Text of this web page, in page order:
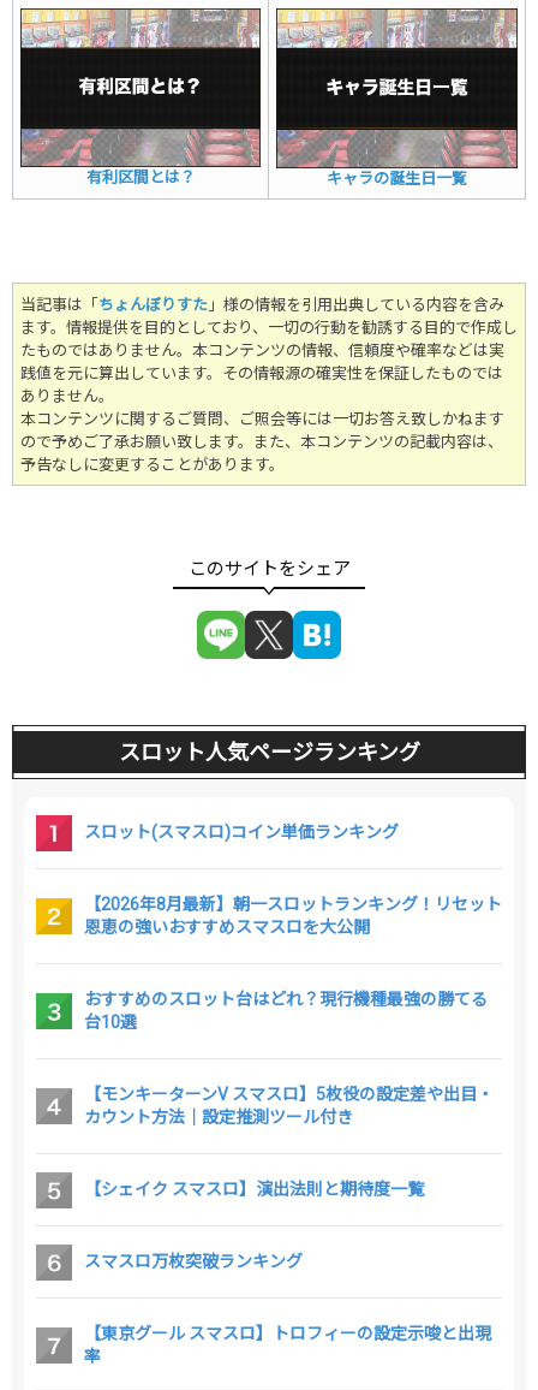
有利区間とは？ キャラの誕生日一覧
当記事は「ちょんぼりすた 」様の情報を引用出典している内容を含み
ます。情報提供を目的としており、一切の行動を勧誘する目的で作成し
たものではありません。 本コンテンツの情報、信頼度や確率などは実
践値を元に算出しています。その情報源の確実性を保証したものでは
ありません。
本コンテンツに関するご質問、ご照会等には一切お答え致しかねます
ので予めご了承お願い致します。また、本コンテンツの記載内容は、
予告なしに変更することがあります。
スロット人気ページランキング
スロット(スマスロ)コイン単価ランキング
【2026年8月最新】朝一スロットランキング！リセット
恩恵の強いおすすめスマスロを大公開
おすすめのスロット台はどれ？現行機種最強の勝てる
台10選
【モンキーターンV スマスロ】5枚役の設定差や出目・
カウント方法｜設定推測ツール付き
【シェイク スマスロ】演出法則と期待度一覧
スマスロ万枚突破ランキング
【東京グール スマスロ】トロフィーの設定示唆と出現
率